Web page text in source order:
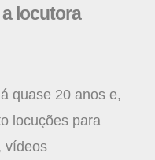
locutora
quase 20 anos e,
locuções para
vídeos